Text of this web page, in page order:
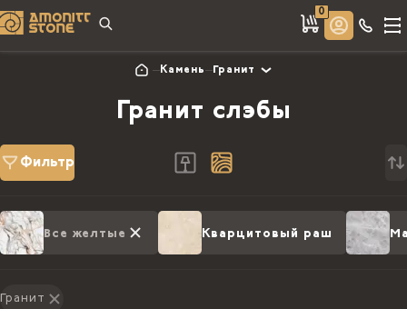
0
Камень Гранит
Гранит слэбы
Фильтр
Все желтые Кварцитовый раш
Гранит